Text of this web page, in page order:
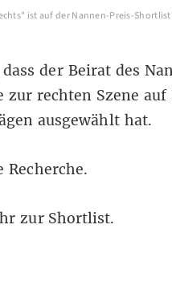
ist auf der Nannen-Preis-
der Beirat des
zur rechten Szene
ausgewählt hat.
Recherche.
zur Shortlist.